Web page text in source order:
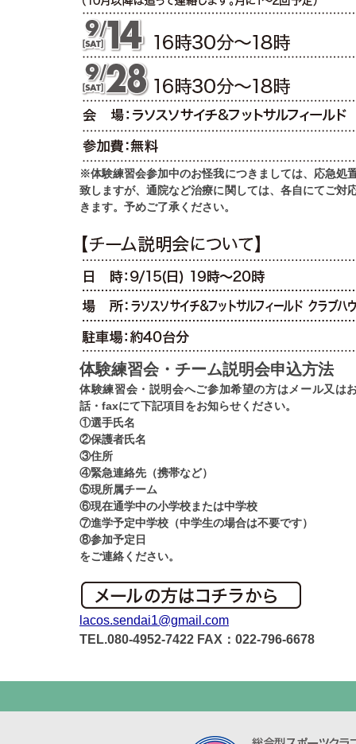
※体験練習会参加中のお怪我につきましては、応急処
致しますが、通院など治療に関しては、各自にてご対
きます。予めご了承ください。
体験練習会・チーム説明会申込方法
体験練習会・説明会へご参加希望の方はメール又は
話・faxにて下記項目をお知らせください。
①選手氏名
②保護者氏名
③住所
④緊急連絡先（携帯など）
⑤現所属チーム
⑥現在通学中の小学校または中学校
⑦進学予定中学校（中学生の場合は不要です）
⑧参加予定日
をご連絡ください。
lacos.sendai1@gmail.com
TEL.080-4952-7422 FAX：022-796-6678